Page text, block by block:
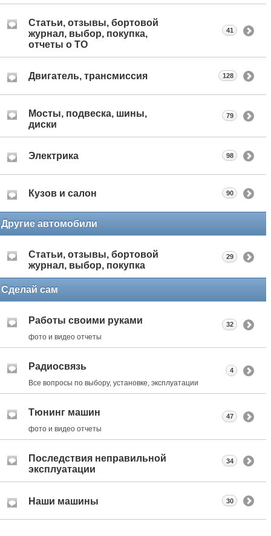
Статьи, отзывы, бортовой
журнал, выбор, покупка,
отчеты о ТО
41
Двигатель, трансмиссия 128
Мосты, подвеска, шины,
диски
79
Электрика 98
Кузов и салон 90
Другие автомобили
Статьи, отзывы, бортовой
журнал, выбор, покупка
29
Сделай сам
Работы своими руками
фото и видео отчеты
32
Радиосвязь
Все вопросы по выбору, установке, эксплуатации
4
Тюнинг машин
фото и видео отчеты
47
Последствия неправильной
эксплуатации
34
Наши машины 30